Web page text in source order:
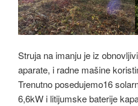
Struja na imanju je iz
aparate, i radne mašine
Trenutno posedujemo16
6,6kW i litijumske baterije